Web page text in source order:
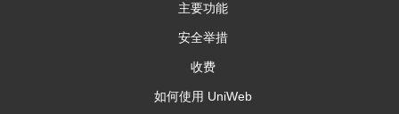
主要功能
安全举措
收费
如何使用 UniWeb